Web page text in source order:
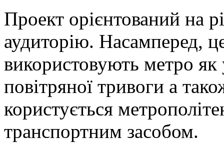
Проект орієнтований на
аудиторію. Насамперед,
використовують метро як
повітряної тривоги а
користується
транспортним засобом.